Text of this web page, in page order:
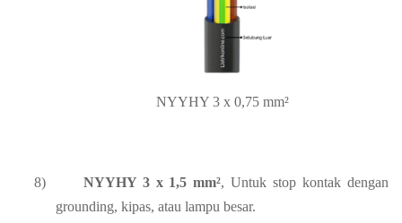
NYYHY 3 x 0,75 mm²
8) NYYHY 3 x 1,5 mm², Untuk stop kontak dengan
grounding, kipas, atau lampu besar.